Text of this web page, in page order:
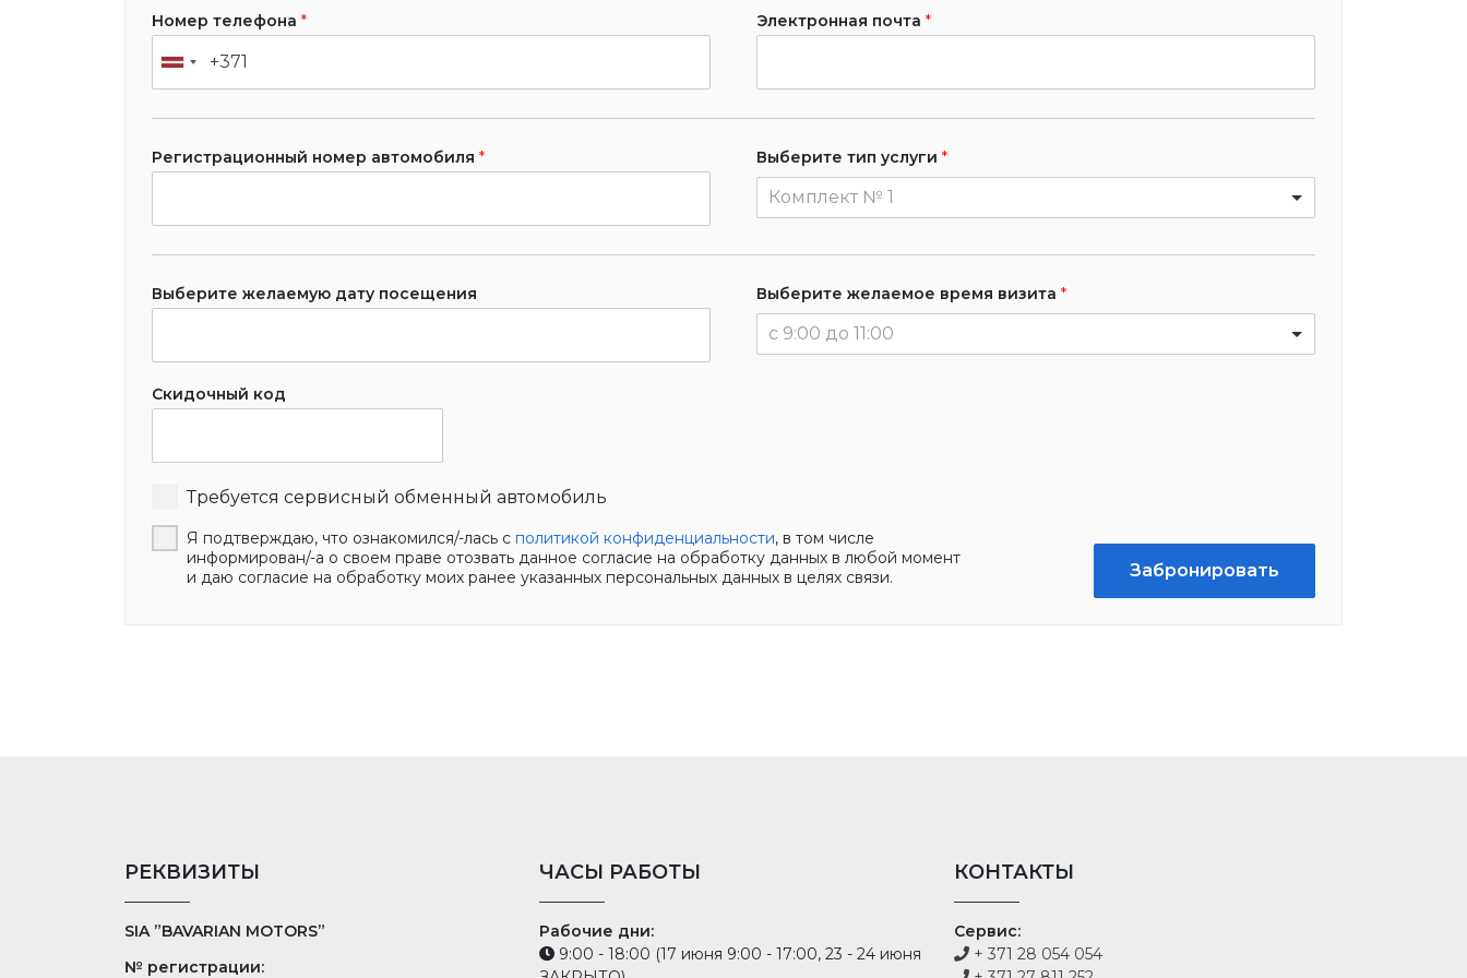
Номер телефона * Электронная почта*
Регистрационный номер автомобиля * Выберите тип услуги*
Комплект № 1
Выберите желаемую дату посещения Выберите желаемое время визита*
с 9:00 до 11:00
Скидочный код
Требуется сервисный обменный автомобиль
Я подтверждаю, что ознакомился/-лась с политикой конфиденциальности, в том числе
информирован/-а о своем праве отозвать данное согласие на обработку данных в любой момент
и даю согласие на обработку моих ранее указанных персональных данных в целях связи.
Забронировать
РЕКВИЗИТЫ
SIA ”BAVARIAN MOTORS”
№ регистрации:
ЧАСЫ РАБОТЫ
Рабочие дни:
9:00 - 18:00 (17 июня 9:00 - 17:00, 23 - 24 июня
КОНТАКТЫ
Сервис:
+ 371 28 054 054